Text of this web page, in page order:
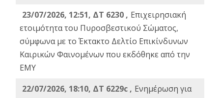
23/07/2026, 12:51, ΔΤ 6230 , Επιχειρησιακή
ετοιμότητα του Πυροσβεστικού Σώματος,
σύμφωνα με το Έκτακτο Δελτίο Επικίνδυνων
Καιρικών Φαινομένων που εκδόθηκε από την
ΕΜΥ
22/07/2026, 18:10, ΔΤ 6229c , Ενημέρωση για